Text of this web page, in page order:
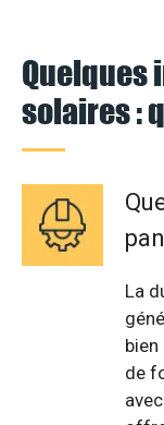
Quelques
solaires :
La
de